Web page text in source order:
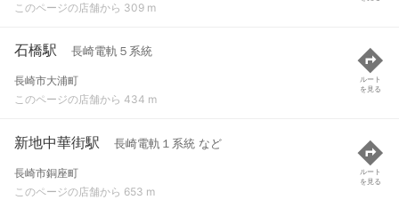
このページの店舗から 309 m
石橋駅 長崎電軌５系統
長崎市大浦町
このページの店舗から 434 m
ルート
を見る
新地中華街駅 長崎電軌１系統 など
長崎市銅座町
このページの店舗から 653 m
ルート
を見る